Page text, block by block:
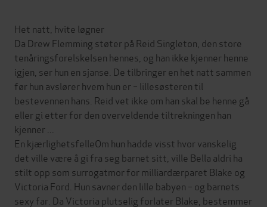
Het natt, hvite løgner
Da Drew Flemming støter på Reid Singleton, den store
tenåringsforelskelsen hennes, og han ikke kjenner henne
igjen, ser hun en sjanse. De tilbringer en het natt sammen
før hun avslører hvem hun er – lillesøsteren til
bestevennen hans. Reid vet ikke om han skal be henne gå
eller gi etter for den overveldende tiltrekningen han
kjenner ...
En kjærlighetsfelleOm hun hadde visst hvor vanskelig
det ville være å gi fra seg barnet sitt, ville Bella aldri ha
stilt opp som surrogatmor for milliardærparet Blake og
Victoria Ford. Hun savner den lille babyen – og barnets
sexy far. Da Victoria plutselig forlater Blake, bestemmer